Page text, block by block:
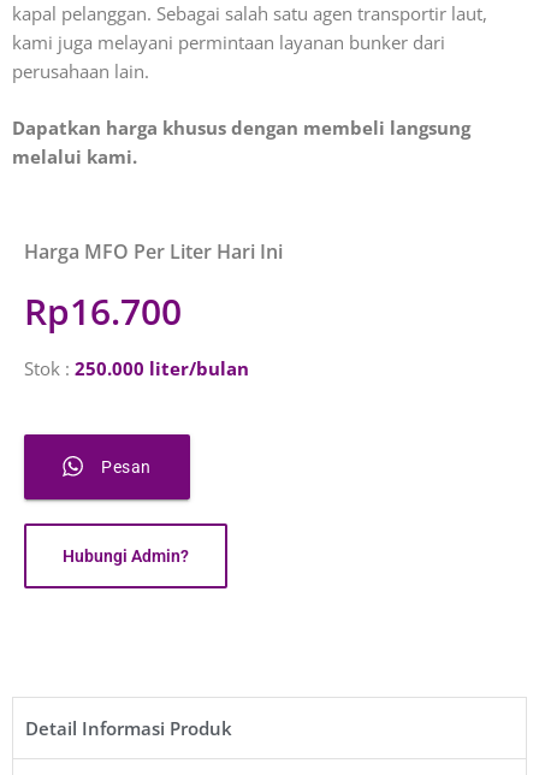
kapal pelanggan. Sebagai salah satu agen transportir laut,
kami juga melayani permintaan layanan bunker dari
perusahaan lain.
Dapatkan harga khusus dengan membeli langsung
melalui kami.
Harga MFO Per Liter Hari Ini
Rp16.700
Stok : 250.000 liter/bulan
Pesan
Hubungi Admin?
Detail Informasi Produk​